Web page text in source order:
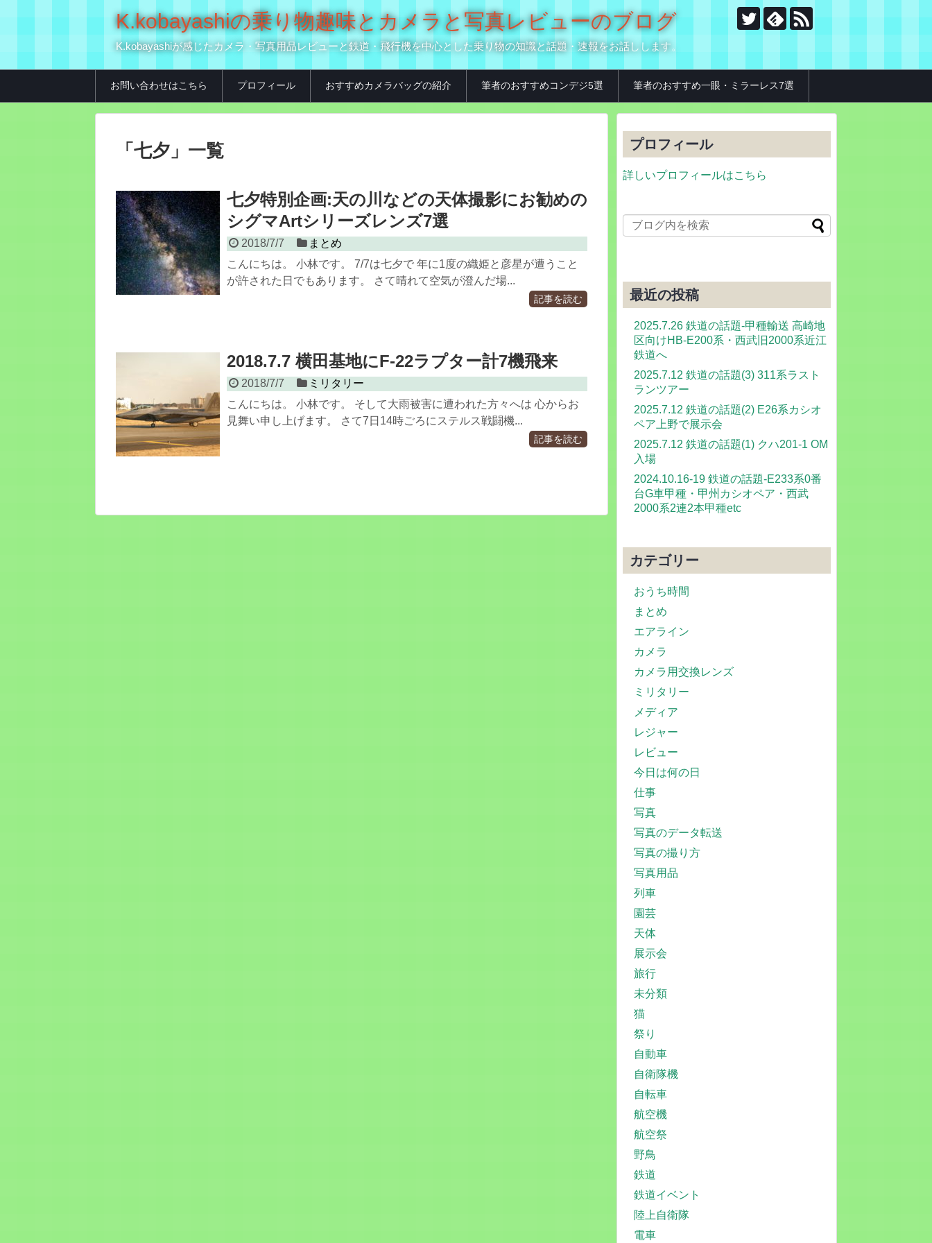
K.kobayashiの乗り物趣味とカメラと写真レビューのブログ
K.kobayashiが感じたカメラ・写真用品レビューと鉄道・飛行機を中心とした乗り物の知識と話題・速報をお話しします。
お問い合わせはこちら プロフィール おすすめカメラバッグの紹介 筆者のおすすめコンデジ5選 筆者のおすすめ一眼・ミラーレス7選
「 七夕 」 一覧
七夕特別企画:天の川などの天体撮影にお勧めの
シグマArtシリーズレンズ7選
2018/7/7
まとめ
こんにちは。 小林です。 7/7は七夕で 年に1度の織姫と彦星が遭うこと
が許された日でもあります。 さて晴れて空気が澄んだ場...
記事を読む
2018.7.7 横田基地にF-22ラプター計7機飛来
2018/7/7
ミリタリー
こんにちは。 小林です。 そして大雨被害に遭われた方々へは 心からお
見舞い申し上げます。 さて7日14時ごろにステルス戦闘機...
記事を読む
プロフィール
詳しいプロフィールはこちら
最近の投稿
2025.7.26 鉄道の話題-甲種輸送 高崎地
区向けHB-E200系・西武旧2000系近江
鉄道へ
2025.7.12 鉄道の話題(3) 311系ラスト
ランツアー
2025.7.12 鉄道の話題(2) E26系カシオ
ペア上野で展示会
2025.7.12 鉄道の話題(1) クハ201-1 OM
入場
2024.10.16-19 鉄道の話題-E233系0番
台G車甲種・甲州カシオペア・西武
2000系2連2本甲種etc
カテゴリー
おうち時間
まとめ
エアライン
カメラ
カメラ用交換レンズ
ミリタリー
メディア
レジャー
レビュー
今日は何の日
仕事
写真
写真のデータ転送
写真の撮り方
写真用品
列車
園芸
天体
展示会
旅行
未分類
猫
祭り
自動車
自衛隊機
自転車
航空機
航空祭
野鳥
鉄道
鉄道イベント
陸上自衛隊
電車